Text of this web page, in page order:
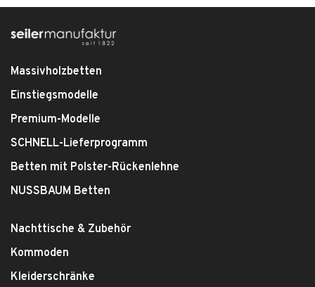
Massivholzbetten
Einstiegsmodelle
Premium-Modelle
SCHNELL-Lieferprogramm
Betten mit Polster-Rückenlehne
NUSSBAUM Betten
Nachttische & Zubehör
Kommoden
Kleiderschränke